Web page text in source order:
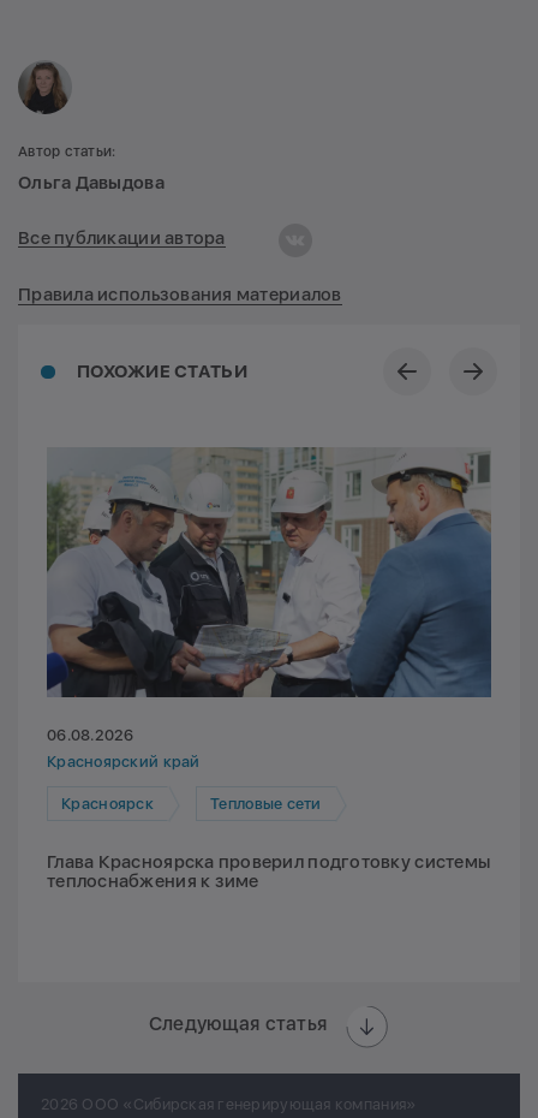
ПОХОЖИЕ СТАТЬИ
06.08.2026
Красноярский край
Красноярск Тепловые сети
Глава Красноярска проверил подготовку системы
теплоснабжения к зиме
Следующая статья
Автор статьи:
Ольга Давыдова
Все публикации автора
Правила использования материалов
2026 ООО «Сибирская генерирующая компания»